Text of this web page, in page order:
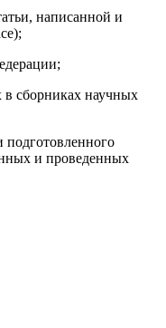
написанной и
в сборниках научных
подготовленного
и проведенных